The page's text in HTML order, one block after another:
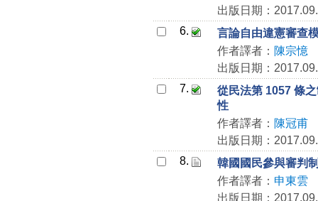
出版日期：
6.
言論自由違憲審查
作者譯者： 陳宗憶
出版日期：
7.
從民法第 1057 條
性
作者譯者： 陳冠甫
出版日期：
8.
韓國國民參與審判
作者譯者： 申東雲
出版日期：